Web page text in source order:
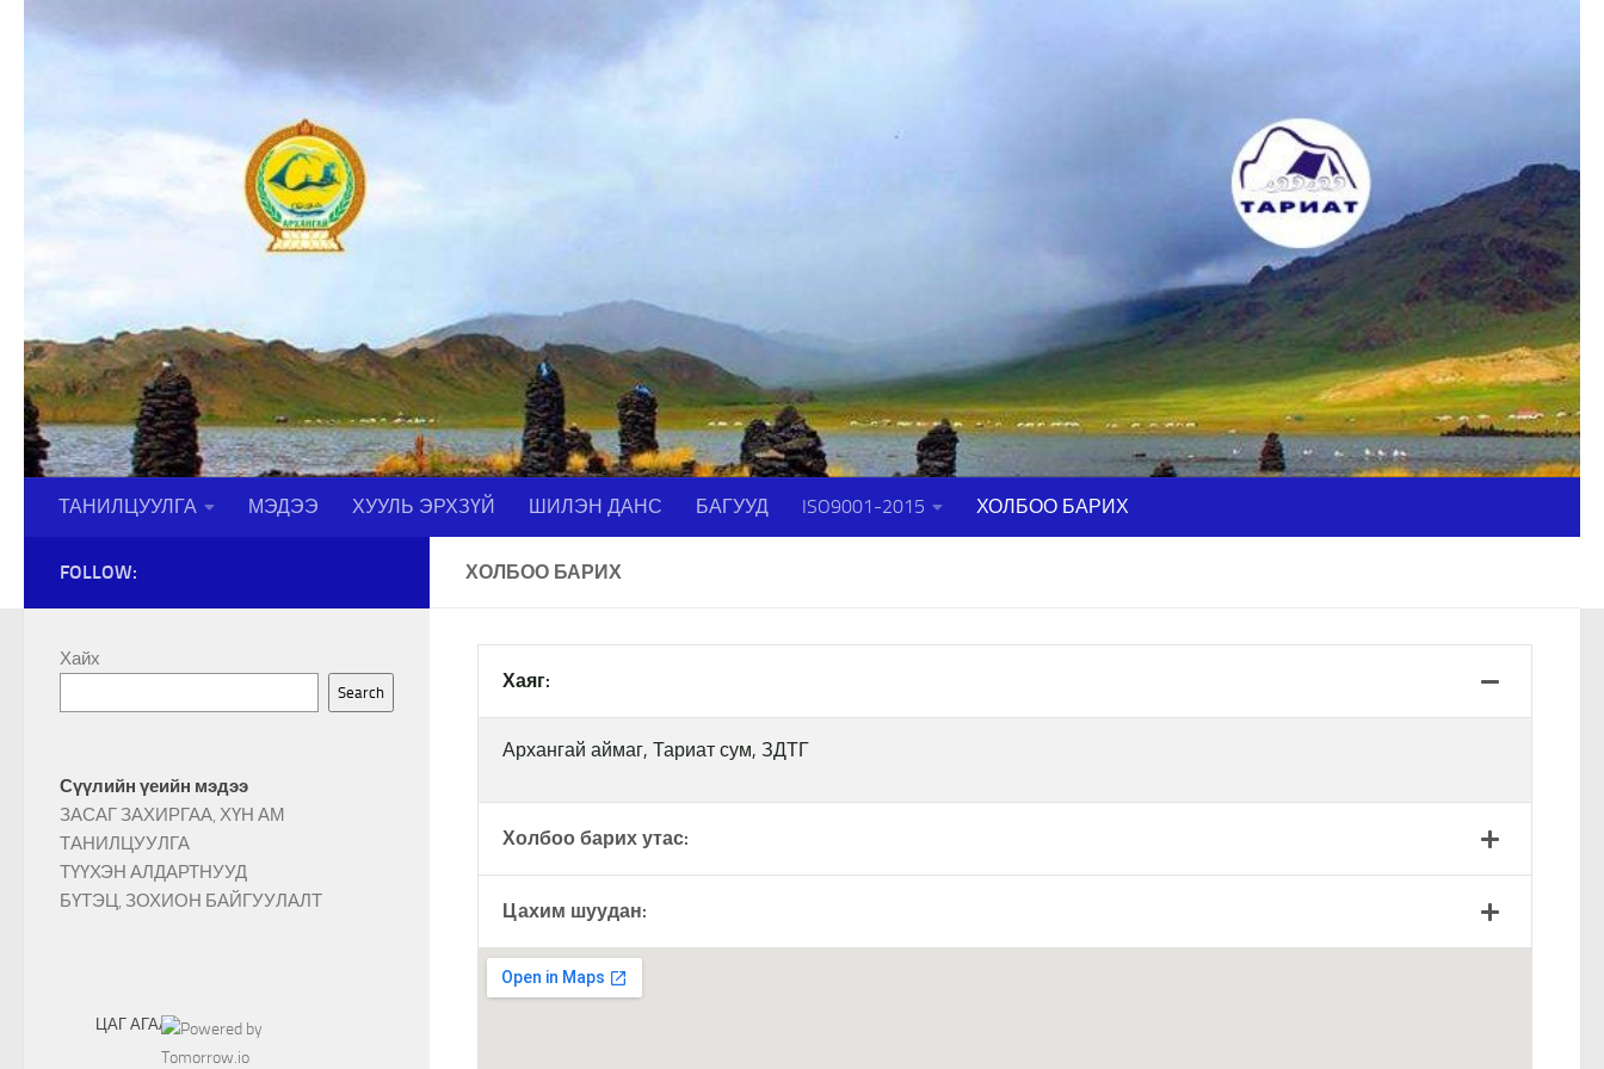
Skip to content
ТАНИЛЦУУЛГА МЭДЭЭ ХУУЛЬ ЭРХЗҮЙ ШИЛЭН ДАНС БАГУУД ISO9001-2015 ХОЛБОО БАРИХ
ХОЛБОО БАРИХ
Хаяг:
Архангай аймаг, Тариат сум, ЗДТГ
Холбоо барих утас:
Цахим шуудан:
FOLLOW:
Хайх
Search
Сүүлийн үеийн мэдээ
ЗАСАГ ЗАХИРГАА, ХҮН АМ
ТАНИЛЦУУЛГА
ТҮҮХЭН АЛДАРТНУУД
БҮТЭЦ, ЗОХИОН БАЙГУУЛАЛТ
ЦАГ АГААР